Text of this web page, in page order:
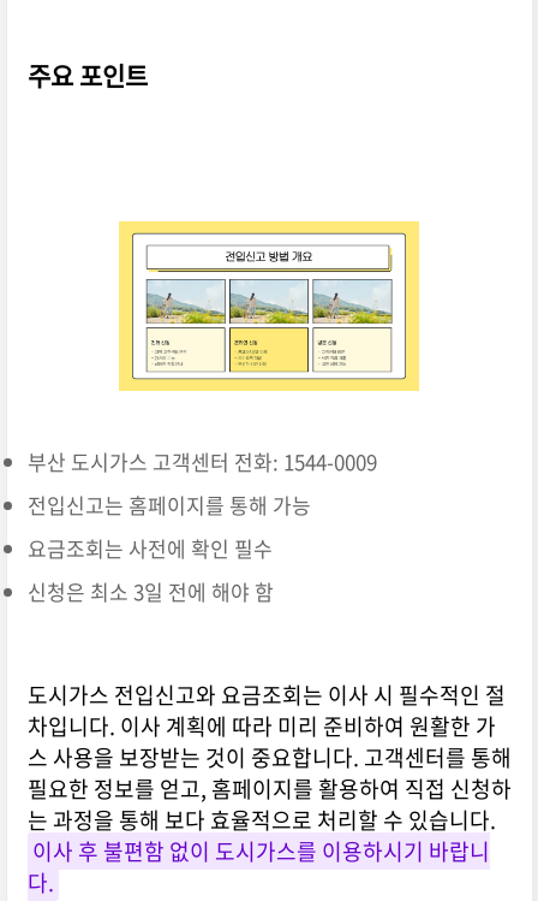
주요 포인트
부산 도시가스 고객센터 전화: 1544-0009
전입신고는 홈페이지를 통해 가능
요금조회는 사전에 확인 필수
신청은 최소 3일 전에 해야 함
도시가스 전입신고와 요금조회는 이사 시 필수적인 절
차입니다. 이사 계획에 따라 미리 준비하여 원활한 가
스 사용을 보장받는 것이 중요합니다. 고객센터를 통해
필요한 정보를 얻고, 홈페이지를 활용하여 직접 신청하
는 과정을 통해 보다 효율적으로 처리할 수 있습니다.
이사 후 불편함 없이 도시가스를 이용하시기 바랍니
다.